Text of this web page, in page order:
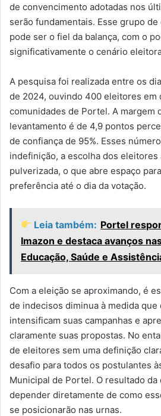
de convencimento adotadas nos
serão fundamentais. Esse grupo
pode ser o fiel da balança, com o
significativamente o cenário
A pesquisa foi realizada entre os
de 2024, ouvindo 400 eleitores em
comunidades de Portel. A margem
levantamento é de 4,9 pontos
de confiança de 95%. Esses
indefinição, a escolha dos eleitores
pulverizada, o que abre espaço
preferência até o dia da votação.
Leia também: Portel
Imazon e destaca avanços
Educação, Saúde e
Com a eleição se aproximando, é
de indecisos diminua à medida que
intensificam suas campanhas e
claramente suas propostas. No
de eleitores sem uma definição
desafio para todos os postulantes
Municipal de Portel. O resultado da
depender diretamente de como
se posicionarão nas urnas.